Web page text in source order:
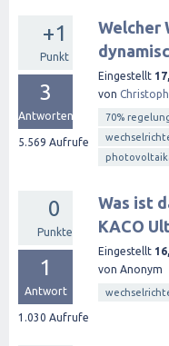
+1
Punkt
3
Antworten
5.569 Aufrufe
Welcher
Eingestellt
von
70%
0
Punkte
1
Antwort
1.030 Aufrufe
Was ist
KACO
Eingestellt
von Anonym